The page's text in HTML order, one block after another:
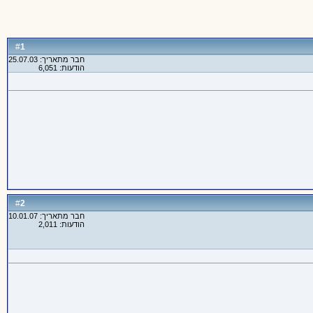
#
1
חבר מתאריך: 25.07.03
הודעות: 6,051
#
2
חבר מתאריך: 10.01.07
הודעות: 2,011